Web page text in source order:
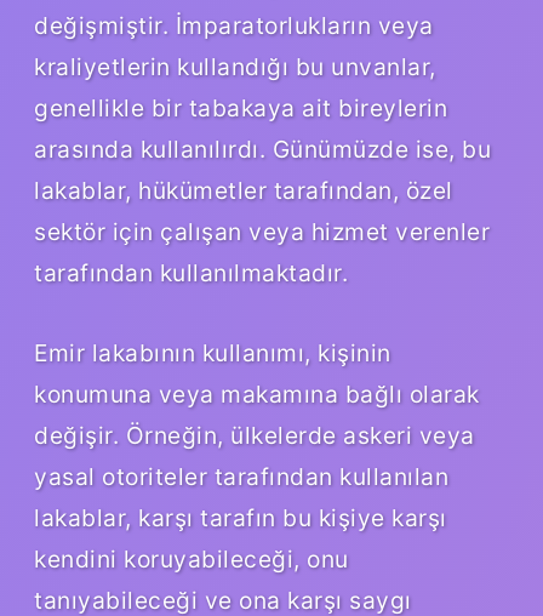
değişmiştir. İmparatorlukların veya
kraliyetlerin kullandığı bu unvanlar,
genellikle bir tabakaya ait bireylerin
arasında kullanılırdı. Günümüzde ise, bu
lakablar, hükümetler tarafından, özel
sektör için çalışan veya hizmet verenler
tarafından kullanılmaktadır.
Emir lakabının kullanımı, kişinin
konumuna veya makamına bağlı olarak
değişir. Örneğin, ülkelerde askeri veya
yasal otoriteler tarafından kullanılan
lakablar, karşı tarafın bu kişiye karşı
kendini koruyabileceği, onu
tanıyabileceği ve ona karşı saygı